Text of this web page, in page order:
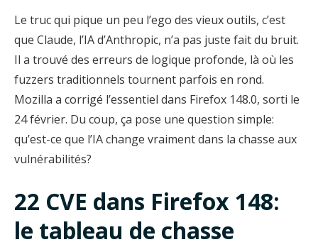
Le truc qui pique un peu l’ego des vieux outils, c’est
que Claude, l’IA d’Anthropic, n’a pas juste fait du bruit.
Il a trouvé des erreurs de logique profonde, là où les
fuzzers traditionnels tournent parfois en rond.
Mozilla a corrigé l’essentiel dans Firefox 148.0, sorti le
24 février. Du coup, ça pose une question simple:
qu’est-ce que l’IA change vraiment dans la chasse aux
vulnérabilités?
22 CVE dans Firefox 148:
le tableau de chasse